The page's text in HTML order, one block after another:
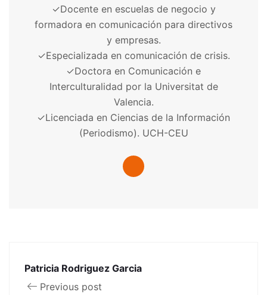
✓Docente en escuelas de negocio y
formadora en comunicación para directivos
y empresas.
✓Especializada en comunicación de crisis.
✓Doctora en Comunicación e
Interculturalidad por la Universitat de
Valencia.
✓Licenciada en Ciencias de la Información
(Periodismo). UCH-CEU
Patricia Rodriguez Garcia
Previous post